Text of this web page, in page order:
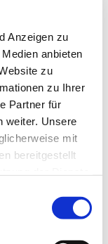
Anzeigen zu
anbieten
zu
zu Ihrer
Partner für
weiter. Unsere
mit
bereitgestellt